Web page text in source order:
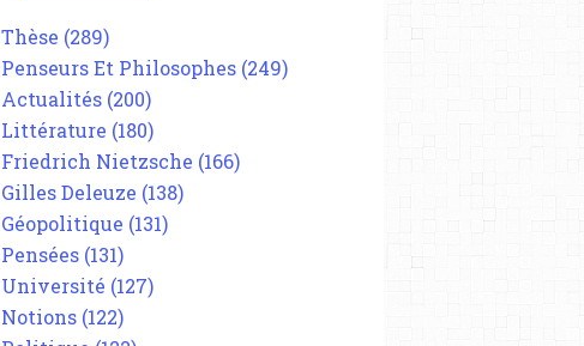
Thèse (289)
Penseurs Et Philosophes (249)
Actualités (200)
Littérature (180)
Friedrich Nietzsche (166)
Gilles Deleuze (138)
Géopolitique (131)
Pensées (131)
Université (127)
Notions (122)